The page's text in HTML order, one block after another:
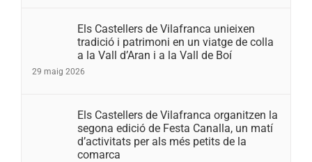
Els Castellers de Vilafranca unieixen
tradició i patrimoni en un viatge de colla
a la Vall d’Aran i a la Vall de Boí
29 maig 2026
Els Castellers de Vilafranca organitzen la
segona edició de Festa Canalla, un matí
d’activitats per als més petits de la
comarca